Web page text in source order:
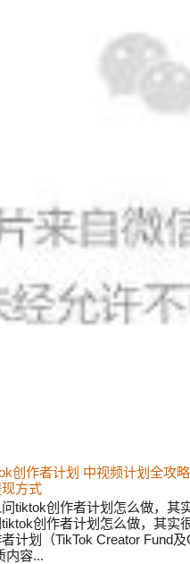
创作者计划 中视频计划全攻
方式
tiktok创作者计划怎么做，其
tiktok创作者计划怎么做，其实
计划（TikTok Creator Fund
内容...